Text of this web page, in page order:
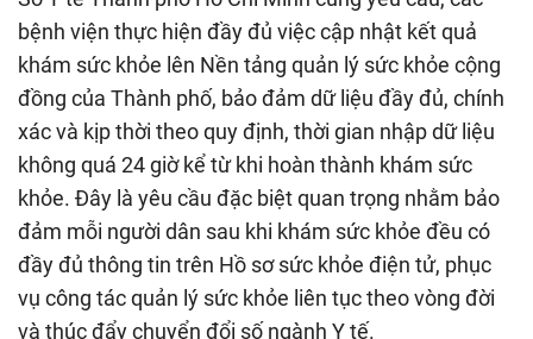
bệnh viện thực hiện đầy đủ việc cập nhật kết quả
khám sức khỏe lên Nền tảng quản lý sức khỏe cộng
đồng của Thành phố, bảo đảm dữ liệu đầy đủ, chính
xác và kịp thời theo quy định, thời gian nhập dữ liệu
không quá 24 giờ kể từ khi hoàn thành khám sức
khỏe. Đây là yêu cầu đặc biệt quan trọng nhằm bảo
đảm mỗi người dân sau khi khám sức khỏe đều có
đầy đủ thông tin trên Hồ sơ sức khỏe điện tử, phục
vụ công tác quản lý sức khỏe liên tục theo vòng đời
và thúc đẩy chuyển đổi số ngành Y tế.